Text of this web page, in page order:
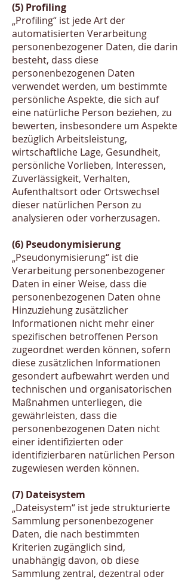
(5) Profiling
„Profiling“ ist jede Art der
automatisierten Verarbeitung
personenbezogener Daten, die darin
besteht, dass diese
personenbezogenen Daten
verwendet werden, um bestimmte
persönliche Aspekte, die sich auf
eine natürliche Person beziehen, zu
bewerten, insbesondere um Aspekte
bezüglich Arbeitsleistung,
wirtschaftliche Lage, Gesundheit,
persönliche Vorlieben, Interessen,
Zuverlässigkeit, Verhalten,
Aufenthaltsort oder Ortswechsel
dieser natürlichen Person zu
analysieren oder vorherzusagen.
(6) Pseudonymisierung
„Pseudonymisierung“ ist die
Verarbeitung personenbezogener
Daten in einer Weise, dass die
personenbezogenen Daten ohne
Hinzuziehung zusätzlicher
Informationen nicht mehr einer
spezifischen betroffenen Person
zugeordnet werden können, sofern
diese zusätzlichen Informationen
gesondert aufbewahrt werden und
technischen und organisatorischen
Maßnahmen unterliegen, die
gewährleisten, dass die
personenbezogenen Daten nicht
einer identifizierten oder
identifizierbaren natürlichen Person
zugewiesen werden können.
(7) Dateisystem
„Dateisystem“ ist jede strukturierte
Sammlung personenbezogener
Daten, die nach bestimmten
Kriterien zugänglich sind,
unabhängig davon, ob diese
Sammlung zentral, dezentral oder